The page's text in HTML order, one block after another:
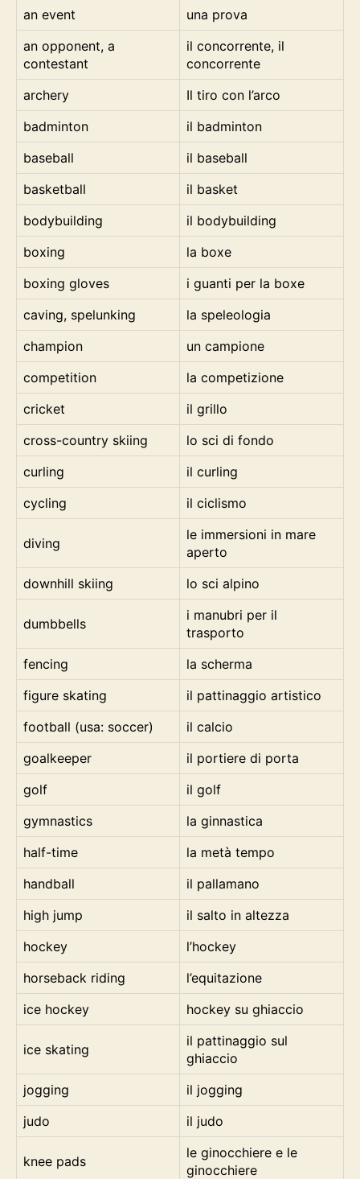
an event
una prova
an opponent, a
contestant
il concorrente, il
concorrente
archery
Il tiro con l’arco
badminton
il badminton
baseball
il baseball
basketball
il basket
bodybuilding
il bodybuilding
boxing
la boxe
boxing gloves
i guanti per la boxe
caving, spelunking
la speleologia
champion
un campione
competition
la competizione
cricket
il grillo
cross-country skiing
lo sci di fondo
curling
il curling
cycling
il ciclismo
diving
le immersioni in mare
aperto
downhill skiing
lo sci alpino
dumbbells
i manubri per il
trasporto
fencing
la scherma
figure skating
il pattinaggio artistico
football (usa: soccer)
il calcio
goalkeeper
il portiere di porta
golf
il golf
gymnastics
la ginnastica
half-time
la metà tempo
handball
il pallamano
high jump
il salto in altezza
hockey
l’hockey
horseback riding
l’equitazione
ice hockey
hockey su ghiaccio
ice skating
il pattinaggio sul
ghiaccio
jogging
il jogging
judo
il judo
knee pads
le ginocchiere e le
ginocchiere